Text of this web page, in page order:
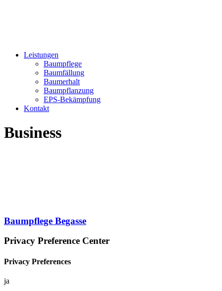
Leistungen
Baumpflege
Baumfällung
Baumerhalt
Baumpflanzung
EPS-Bekämpfung
Kontakt
Business
Baumpflege Begasse
Privacy Preference Center
Privacy Preferences
ja